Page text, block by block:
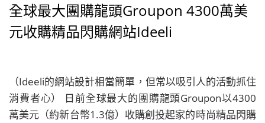
全球最大團購龍頭Groupon 4300萬美
元收購精品閃購網站Ideeli
（Ideeli的網站設計相當簡單，但常以吸引人的活動抓住
消費者心） 日前全球最大的團購龍頭Groupon以4300
萬美元（約新台幣1.3億）收購創投起家的時尚精品閃購